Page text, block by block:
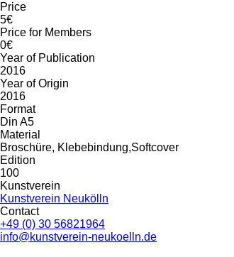
Price
5€
Price for Members
0€
Year of Publication
2016
Year of Origin
2016
Format
Din A5
Material
Broschüre, Klebebindung,Softcover
Edition
100
Kunstverein
Kunstverein Neukölln
Contact
+49 (0) 30 56821964
info@kunstverein-neukoelln.de